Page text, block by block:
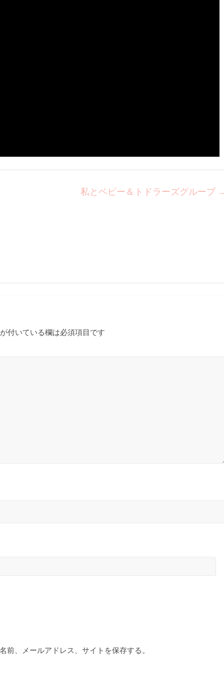
私とベビー＆トドラーズグループ
が付いている欄は必須項目です
、メールアドレス、サイトを保存する。